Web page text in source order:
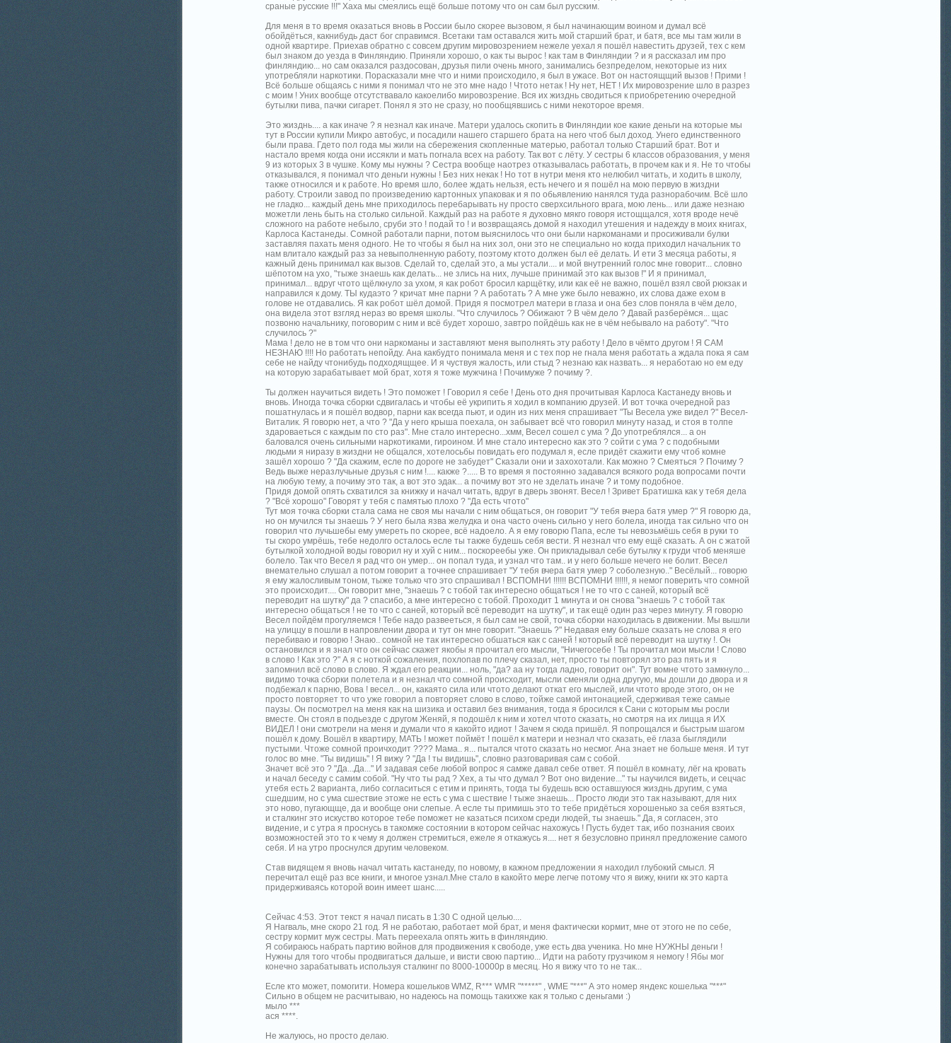
сраные русские !!!" Хаха мы смеялись ещё больше потому что он сам был русским.
Для меня в то время оказаться вновь в России было скорее вызовом, я был начинающим воином и думал всё
обойдёться, какнибудь даст бог справимся. Всетаки там оставался жить мой старший брат, и батя, все мы там жили в
одной квартире. Приехав обратно с совсем другим мировозрением нежеле уехал я пошёл навестить друзей, тех с кем
был знаком до уезда в Финляндию. Приняли хорошо, о как ты вырос ! как там в Финляндии ? и я рассказал им про
финляндию... но сам оказался раздосован, друзья пили очень много, занимались безпределом, некоторые из них
употребляли наркотики. Порасказали мне что и ними происходило, я был в ужасе. Вот он настоящщий вызов ! Прими !
Всё больше общаясь с ними я понимал что не это мне надо ! Чтото нетак ! Ну нет, НЕТ ! Их мировозрение шло в разрез
с моим ! Уних вообще отсутствавало какоелибо мировозрение. Вся их жизднь сводиться к приобретению очередной
бутылки пива, пачки сигарет. Понял я это не сразу, но пообщявшись с ними некоторое время.
Это жизднь.... а как иначе ? я незнал как иначе. Матери удалось скопить в Финляндии кое какие деньги на которые мы
тут в России купили Микро автобус, и посадили нашего старшего брата на него чтоб был доход. Унего единственного
были права. Гдето пол года мы жили на сбережения скопленные матерью, работал только Старший брат. Вот и
настало время когда они иссякли и мать погнала всех на работу. Так вот с лёту. У сестры 6 классов образования, у меня
9 из которых 3 в чушке. Кому мы нужны ? Сестра вообще наотрез отказывалась работать, в прочем как и я. Не то чтобы
отказывался, я понимал что деньги нужны ! Без них некак ! Но тот в нутри меня кто нелюбил читать, и ходить в школу,
также относился и к работе. Но время шло, более ждать нельзя, есть нечего и я пошёл на мою первую в жиздни
работу. Строили завод по произведению картонных упаковак и я по обьявлению нанялся туда разнорабочим. Всё шло
не гладко... каждый день мне приходилось перебарывать ну просто сверхсильного врага, мою лень... или даже незнаю
можетли лень быть на столько сильной. Каждый раз на работе я духовно мякго говоря истощщался, хотя вроде нечё
сложного на работе небыло, сруби это ! подай то ! и возвращаясь домой я находил утешения и надежду в моих книгах,
Карлоса Кастанеды. Сомной работали парни, потом выяснилось что они были наркоманами и просиживали булки
заставляя пахать меня одного. Не то чтобы я был на них зол, они это не специально но когда приходил начальник то
нам влитало каждый раз за невыполненную работу, поэтому ктото должен был её делать. И ети 3 месяца работы, я
кажный день принимал как вызов. Сделай то, сделай это, а мы устали.... и мой внутренний голос мне говорит... словно
шёпотом на ухо, "тыже знаешь как делать... не злись на них, лучьше принимай это как вызов !" И я принимал,
принимал... вдруг чтото щёлкнуло за ухом, я как робот бросил карщётку, или как её не важно, пошёл взял свой рюкзак и
направился к дому. ТЫ кудаэто ? кричат мне парни ? А работать ? А мне уже было неважно, их слова даже ехом в
голове не отдавались. Я как робот шёл домой. Придя я посмотрел матери в глаза и она без слов поняла в чём дело,
она видела этот взгляд нераз во время школы. "Что случилось ? Обижают ? В чём дело ? Давай разберёмся... щас
позвоню начальнику, поговорим с ним и всё будет хорошо, завтро пойдёшь как не в чём небывало на работу". "Что
случилось ?"
Мама ! дело не в том что они наркоманы и заставляют меня выполнять эту работу ! Дело в чёмто другом ! Я САМ
НЕЗНАЮ !!!! Но работать непойду. Ана какбудто понимала меня и с тех пор не гнала меня работать а ждала пока я сам
себе не найду чтонибудь подходящщее. И я чуствуя жалость, или стыд ? незнаю как назвать... я неработаю но ем еду
на которую зарабатывает мой брат, хотя я тоже мужчина ! Почимуже ? почиму ?.
Ты должен научиться видеть ! Это поможет ! Говорил я себе ! День ото дня прочитывая Карлоса Кастанеду вновь и
вновь. Иногда точка сборки сдвигалась и чтобы её укрипить я ходил в компанию друзей. И вот точка очередной раз
пошатнулась и я пошёл водвор, парни как всегда пьют, и один из них меня спрашивает "Ты Весела уже видел ?" Весел-
Виталик. Я говорю нет, а что ? "Да у него крыша поехала, он забывает всё что говорил минуту назад, и стоя в толпе
здароваеться с каждым по сто раз". Мне стало интересно...хмм, Весел сошел с ума ? До употреблялся... а он
баловался очень сильными наркотиками, гироином. И мне стало интересно как это ? сойти с ума ? с подобными
людьми я ниразу в жиздни не общался, хотелосьбы повидать его подумал я, есле придёт скажити ему чтоб комне
зашёл хорошо ? "Да скажим, есле по дороге не забудет" Сказали они и захохотали. Как можно ? Смеяться ? Почиму ?
Ведь выже неразлучьные друзья с ним !.... какже ?..... В то время я постоянно задавался всякого рода вопросами почти
на любую тему, а почиму это так, а вот это эдак... а почиму вот это не зделать иначе ? и тому подобное.
Придя домой опять схватился за книжку и начал читать, вдруг в дверь звонят. Весел ! Зривет Братишка как у тебя дела
? "Всё хорошо" Говорят у тебя с памятью плохо ? "Да есть чтото"
Тут моя точка сборки стала сама не своя мы начали с ним общаться, он говорит "У тебя вчера батя умер ?" Я говорю да,
но он мучился ты знаешь ? У него была язва желудка и она часто очень сильно у него болела, иногда так сильно что он
говорил что лучьшебы ему умереть по скорее, всё надоело. А я ему говорю Папа, есле ты невозьмёшь себя в руки то
ты скоро умрёшь, тебе недолго осталось есле ты также будешь себя вести. Я незнал что ему ещё сказать. А он с жатой
бутылкой холодной воды говорил ну и хуй с ним... поскореебы уже. Он прикладывал себе бутылку к груди чтоб меняше
болело. Так что Весел я рад что он умер... он попал туда, и узнал что там.. и у него больше нечего не болит. Весел
внемательно слушал а потом говорит а точнее спрашивает "У тебя вчера батя умер ? соболезную.." Весёлый... говорю
я ему жалосливым тоном, тыже только что это спрашивал ! ВСПОМНИ !!!!!! ВСПОМНИ !!!!!!, я немог поверить что сомной
это происходит.... Он говорит мне, "знаешь ? с тобой так интересно общаться ! не то что с саней, который всё
переводит на шутку" да ? спасибо, а мне интересно с тобой. Проходит 1 минута и он снова "знаешь ? с тобой так
интересно общаться ! не то что с саней, который всё переводит на шутку", и так ещё один раз через минуту. Я говорю
Весел пойдём прогуляемся ! Тебе надо развееться, я был сам не свой, точка сборки находилась в движении. Мы вышли
на улиццу в пошли в напровлении двора и тут он мне говорит. "Знаешь ?" Недавая ему больше сказать не слова я его
перебиваю и говорю ! Знаю.. сомной не так интересно обшаться как с саней ! который всё переводит на шутку !. Он
остановился и я знал что он сейчас скажет якобы я прочитал его мысли, "Ничегосебе ! Ты прочитал мои мысли ! Слово
в слово ! Как это ?" А я с ноткой сожаления, похлопав по плечу сказал, нет, просто ты повторял это раз пять и я
запомнил всё слово в слово. Я ждал его реакции... ноль, "да? аа ну тогда ладно, говорит он". Тут вомне чтото замкнуло...
видимо точка сборки полетела и я незнал что сомной происходит, мысли сменяли одна другую, мы дошли до двора и я
подбежал к парню, Вова ! весел... он, какаято сила или чтото делают откат его мыслей, или чтото вроде этого, он не
просто повторяет то что уже говорил а повторяет слово в слово, тойже самой интонацией, сдерживая теже самые
паузы. Он посмотрел на меня как на шизика и оставил без внимания, тогда я бросился к Сани с которым мы росли
вместе. Он стоял в подьезде с другом Женяй, я подошёл к ним и хотел чтото сказать, но смотря на их лицца я ИХ
ВИДЕЛ ! они смотрели на меня и думали что я какойто идиот ! Зачем я сюда пришёл. Я попрощался и быстрым шагом
пошёл к дому. Вошёл в квартиру, МАТЬ ! может поймёт ! пошёл к матери и незнал что сказать, её глаза быглядили
пустыми. Чтоже сомной проичходит ???? Мама.. я... пытался чтото сказать но несмог. Ана знает не больше меня. И тут
голос во мне. "Ты видишь" ! Я вижу ? "Да ! ты видишь", словно разговаривая сам с собой.
Значет всё это ? "Да...Да..." И задавая себе любой вопрос я самже давал себе ответ. Я пошёл в комнату, лёг на кровать
и начал беседу с самим собой. "Ну что ты рад ? Хех, а ты что думал ? Вот оно видение..." ты научился видеть, и сецчас
утебя есть 2 варианта, либо согласиться с етим и принять, тогда ты будешь всю оставшуюся жизднь другим, с ума
сшедшим, но с ума сшествие этоже не есть с ума с шествие ! тыже знаешь... Просто люди это так называют, для них
это ново, пугающще, да и вообще они слепые. А есле ты примишь это то тебе придёться хорошенько за себя взяться,
и сталкинг это искуство которое тебе поможет не казаться психом среди людей, ты знаешь." Да, я согласен, это
видение, и с утра я проснусь в такомже состоянии в котором сейчас нахожусь ! Пусть будет так, ибо познания своих
возможностей это то к чему я должен стремиться, ежеле я откажусь я.... нет я безусловно принял предложение самого
себя. И на утро проснулся другим человеком.
Став видящем я вновь начал читать кастанеду, по новому, в кажном предложении я находил глубокий смысл. Я
перечитал ещё раз все книги, и многое узнал.Мне стало в какойто мере легче потому что я вижу, книги кк это карта
придерживаясь которой воин имеет шанс.....
Сейчас 4:53. Этот текст я начал писать в 1:30 С одной целью....
Я Нагваль, мне скоро 21 год. Я не работаю, работает мой брат, и меня фактически кормит, мне от этого не по себе,
сестру кормит муж сестры. Мать переехала опять жить в финляндию.
Я собираюсь набрать партию войнов для продвижения к свободе, уже есть два ученика. Но мне НУЖНЫ деньги !
Нужны для того чтобы продвигаться дальше, и висти свою партию... Идти на работу грузчиком я немогу ! Ябы мог
конечно зарабатывать используя сталкинг по 8000-10000р в месяц. Но я вижу что то не так...
Есле кто может, помогити. Номера кошельков WMZ, R*** WMR "*****" , WME "***" А это номер яндекс кошелька "***"
Сильно в общем не расчитываю, но надеюсь на помощь такихже как я только с деньгами :)
мыло ***
ася ****.
Не жалуюсь, но просто делаю.